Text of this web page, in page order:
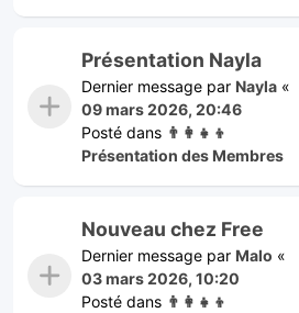
Présentation Nayla
Dernier message par Nayla «
09 mars 2026, 20:46
Posté dans 👨‍👩‍👧‍👦
Présentation des Membres
Nouveau chez Free
Dernier message par Malo «
03 mars 2026, 10:20
Posté dans 👨‍👩‍👧‍👦